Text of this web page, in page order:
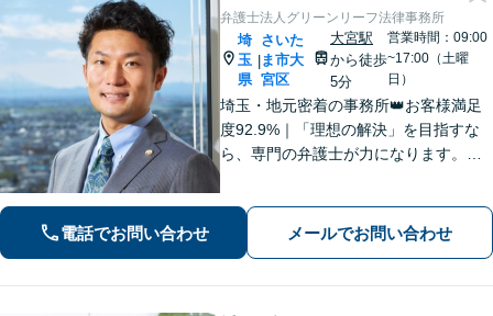
弁護士法人グリーンリーフ法律事務所
埼
玉
県
|
さいた
ま市大
宮区
大宮駅
から徒歩
5分
営業時間：09:00
~17:00（土曜
日）
埼玉・地元密着の事務所👑お客様満足
度92.9%｜「理想の解決」を目指すな
ら、専門の弁護士が力になります。電
ださい。まずは一歩を踏み出しましょ
う。
電話でお問い合わせ メールでお問い合わせ